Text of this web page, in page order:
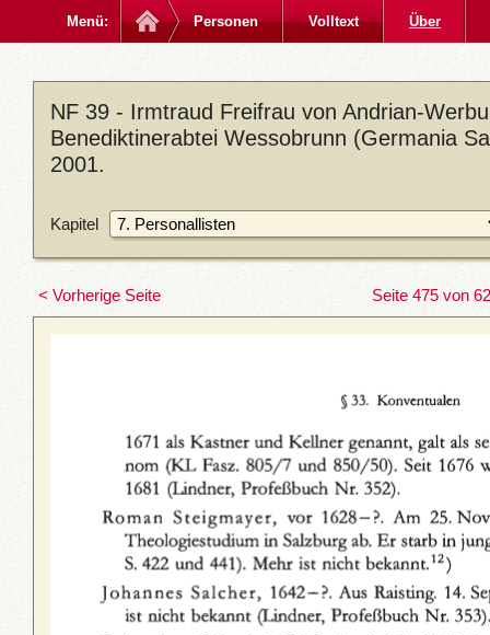
Menü: Personen Volltext Über
NF 39 - Irmtraud Freifrau von Andrian-
Benediktinerabtei Wessobrunn (Germania
2001.
Kapitel
< Vorherige Seite Seite 475 von